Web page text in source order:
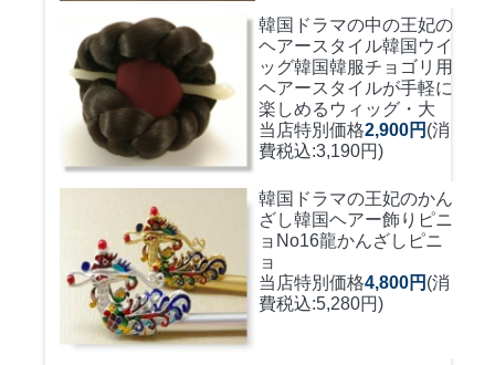
韓国ドラマの中の王妃の
ヘアースタイル韓国ウイ
ッグ韓国韓服チョゴリ用
ヘアースタイルが手軽に
楽しめるウィッグ・大
当店特別価格2,900円 (消
費税込:3,190円)
韓国ドラマの王妃のかん
ざし韓国ヘアー飾りピニ
ョNo16龍かんざしピニ
ョ
当店特別価格4,800円 (消
費税込:5,280円)